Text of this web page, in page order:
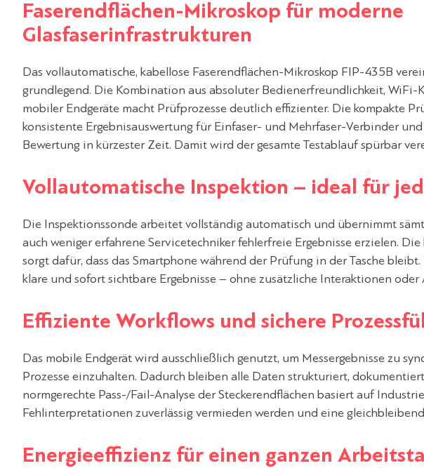
Faserendflächen-Mikroskop für moderne
Glasfaserinfrastrukturen
Das vollautomatische, kabellose Faserendflächen-Mikroskop FIP-435B
grundlegend. Die Kombination aus absoluter Bedienerfreundlichkeit,
mobiler Endgeräte macht Prüfprozesse deutlich effizienter. Die kompakte
konsistente Ergebnisauswertung für Einfaser- und Mehrfaser-Verbinder
Bewertung in kürzester Zeit. Damit wird der gesamte Testablauf spürbar
Vollautomatische Inspektion – ideal für
Die Inspektionssonde arbeitet vollständig automatisch und übernimmt
auch weniger erfahrene Servicetechniker fehlerfreie Ergebnisse erzielen.
sorgt dafür, dass das Smartphone während der Prüfung in der Tasche
klare und sofort sichtbare Ergebnisse – ohne zusätzliche Interaktionen oder
Effiziente Workflows und sichere
Das mobile Endgerät wird ausschließlich genutzt, um Messergebnisse zu
Prozesse einzuhalten. Dadurch bleiben alle Daten strukturiert,
normgerechte Pass-/Fail-Analyse der Steckerendflächen basiert auf
Fehlinterpretationen zuverlässig vermieden werden und eine
Energieeffizienz für einen ganzen